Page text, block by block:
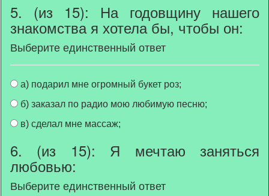
5. (из 15): На годовщину нашего
знакомства я хотела бы, чтобы он:
Выберите единственный ответ
а) подарил мне огромный букет роз;
б) заказал по радио мою любимую песню;
в) сделал мне массаж;
6. (из 15): Я мечтаю заняться
любовью:
Выберите единственный ответ